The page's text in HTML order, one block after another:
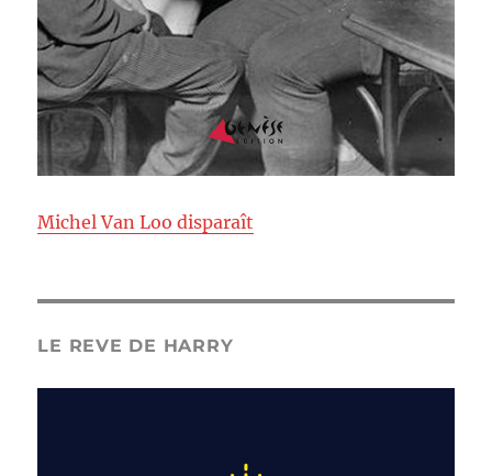
Michel Van Loo disparaît
LE REVE DE HARRY